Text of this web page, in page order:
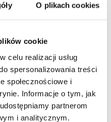
O plikach cookies
cookie
celu realizacji usług
do spersonalizowania treści
społecznościowe i
Informacje o tym, jak
partnerom
i analitycznym.
skarpetek 3.